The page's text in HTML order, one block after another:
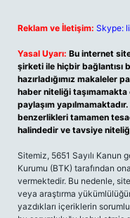
Reklam ve İletişim: Skype:
Yasal Uyarı: Bu internet
şirketi ile hiçbir bağlantısı
hazırladığımız makaleler
haber niteliği
paylaşım
benzerlikleri tamamen
halindedir ve tavsiye
Sitemiz, 5651 Sayılı Kanun
Kurumu (BTK) tarafından
vermektedir. Bu nedenle,
veya araştırma
yazdıkları içeriklerin